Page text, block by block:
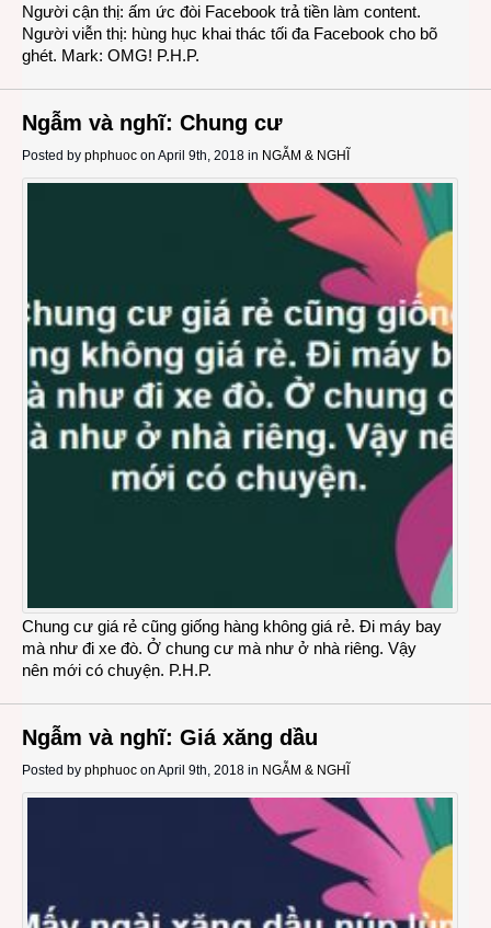
Người cận thị: ấm ức đòi Facebook trả tiền làm content.
Người viễn thị: hùng hục khai thác tối đa Facebook cho bõ
ghét. Mark: OMG! P.H.P.
Ngẫm và nghĩ: Chung cư
Posted by phphuoc on April 9th, 2018 in NGẪM & NGHĨ
Chung cư giá rẻ cũng giống hàng không giá rẻ. Đi máy bay
mà như đi xe đò. Ở chung cư mà như ở nhà riêng. Vậy
nên mới có chuyện. P.H.P.
Ngẫm và nghĩ: Giá xăng dầu
Posted by phphuoc on April 9th, 2018 in NGẪM & NGHĨ